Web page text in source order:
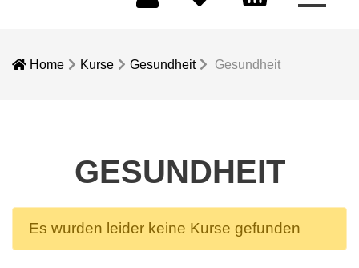
Home Kurse Gesundheit Gesundheit
GESUNDHEIT
Es wurden leider keine Kurse gefunden